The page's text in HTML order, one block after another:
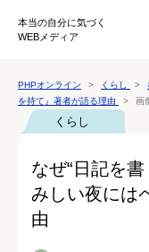
本当の自分に気づく
WEBメディア
PHPオンライン くらし
を持て』著者が語る理由
画
くらし
なぜ“日記を
みしい夜には
由